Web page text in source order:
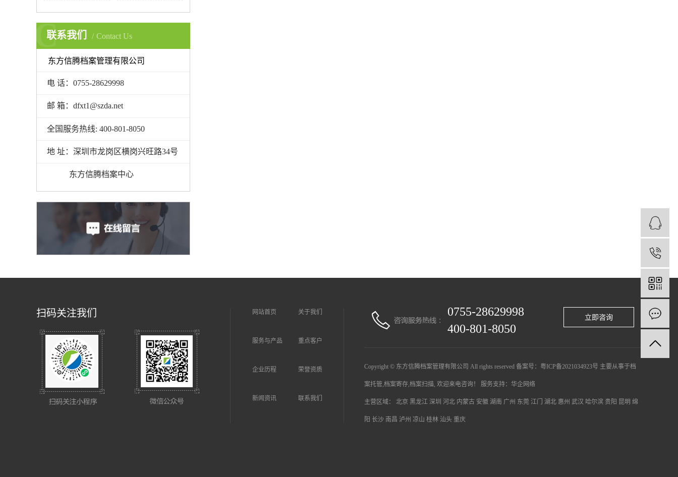
联系我们 Contact Us
C
东方信腾档案管理有限公司
电 话：0755-28629998
邮 箱：dfxt1@szda.net
全国服务热线: 400-801-8050
地 址：深圳市龙岗区横岗兴旺路34号
东方信腾档案中心
扫码关注我们 网站首页 关于我们
服务与产品 重点客户
企业历程 荣誉资质
新闻资讯 联系我们
0755-28629998
400-801-8050
立即咨询
Copyright © 东方信腾档案管理有限公司 All rights reserved 备案号： 粤ICP备2021034923号 主要从事于档
案托管,档案寄存,档案扫描, 欢迎来电咨询！ 服务支持： 华企网络
主营区域： 北京 黑龙江 深圳 河北 内蒙古 安徽 湖南 广州 东莞 江门 湖北 惠州 武汉 哈尔滨 贵阳 昆明 绵
阳 长沙 南昌 泸州 凉山 桂林 汕头 重庆